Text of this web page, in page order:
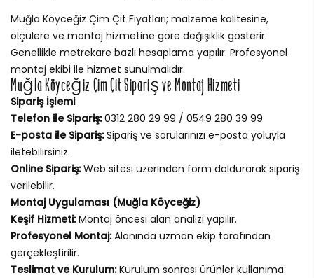
Muğla Köyceğiz Çim Çit Fiyatları; malzeme kalitesine,
ölçülere ve montaj hizmetine göre değişiklik gösterir.
Genellikle metrekare bazlı hesaplama yapılır. Profesyonel
montaj ekibi ile hizmet sunulmalıdır.
Muğla Köyceğiz Çim Çit Sipariş ve Montaj Hizmeti
Sipariş İşlemi
Telefon ile Sipariş:0312 280 29 99 / 0549 280 39 99
E-posta ile Sipariş:Sipariş ve sorularınızı e-posta yoluyla
iletebilirsiniz.
Online Sipariş:Web sitesi üzerinden form doldurarak sipariş
verilebilir.
Montaj Uygulaması (Muğla Köyceğiz)
Keşif Hizmeti:Montaj öncesi alan analizi yapılır.
Profesyonel Montaj:Alanında uzman ekip tarafından
gerçekleştirilir.
Teslimat ve Kurulum:Kurulum sonrası ürünler kullanıma